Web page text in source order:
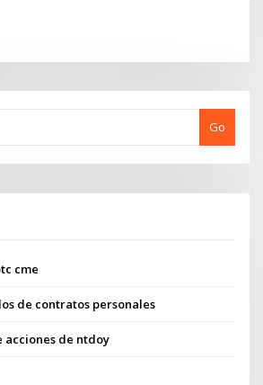
Go
cme
de contratos personales
acciones de ntdoy